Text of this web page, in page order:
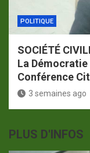
POLITIQUE
SOCIÉTÉ
La
Conférence
3 semaines ago
PLUS D'INFOS